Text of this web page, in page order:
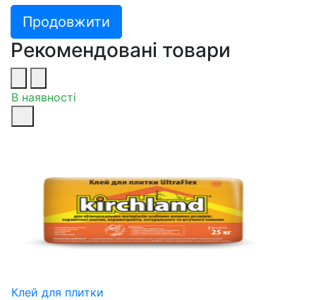
Продовжити
Рекомендовані товари
В наявності
Клей для плитки